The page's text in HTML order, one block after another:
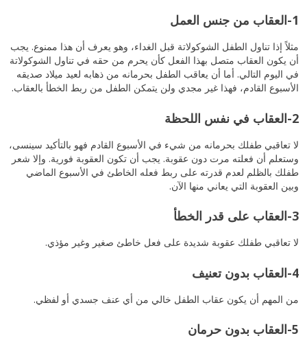
1-العقاب من جنس العمل
مثلاً إذا تناول الطفل الشوكولاتة قبل الغداء، وهو يعرف أن هذا ممنوع. يجب
أن يكون العقاب متصل بهذا الفعل كأن يحرم من حقه في تناول الشوكولاتة
في اليوم التالي. أما أن يعاقب الطفل بحرمانه من ذهابه لعيد ميلاد صديقه
الأسبوع القادم، فهذا غير مجدي ولن يتمكن الطفل من ربط الخطأ بالعقاب.
2-العقاب في نفس اللحظة
لا تعاقبي طفلك بحرمانه من شيء في الأسبوع القادم فهو بالتأكيد سينسى،
وستعلم أن فعلته مرت دون عقوبة. يجب أن تكون العقوبة فورية. وإلا شعر
طفلك بالظلم لعدم قدرته على ربط فعله الخاطئ في الأسبوع الماضي
وبين العقوبة التي يعاني منها الآن.
3-العقاب على قدر الخطأ
لا تعاقبي طفلك عقوبة شديدة على فعل خاطئ صغير وغير مؤذي.
4-العقاب بدون تعنيف
من المهم أن يكون عقاب الطفل خالي من أي عنف جسدي أو لفظي.
5-العقاب بدون حرمان